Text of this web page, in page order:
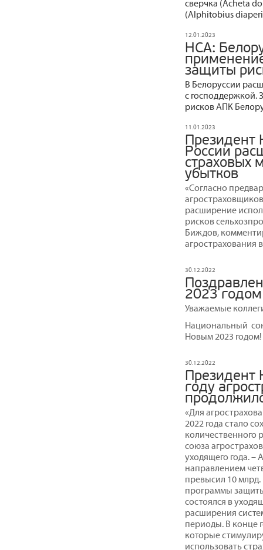
сверчка (Acheta
(Alphitobius
12.01.2023
НСА:
защиты
В Белоруссии
с господдержкой.
рисков АПК
11.01.2023
России
страховых
убытков
«Согласно
расширение
рисков
Биждов,
агрострахования
30.12.2022
2023 годом
Уважаемые
Национальный
Новым 2023
30.12.2022
Президент
году
«Для
2022 года стало
количественного
союза
уходящего года. –
направлением
превысил 10
программы
состоялся в
расширения
периоды. В конце
которые
использовать